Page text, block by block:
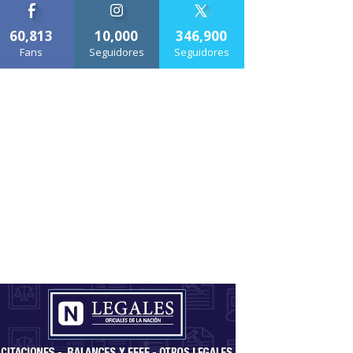
60,813
Fans
10,000
Seguidores
346,900
Seguidores